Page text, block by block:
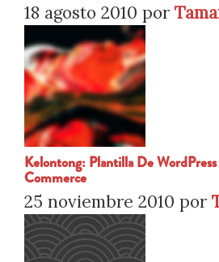
18 agosto 2010 por
Kelontong: Plantilla De
Commerce
25 noviembre 2010 por